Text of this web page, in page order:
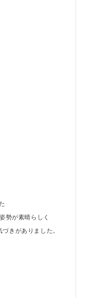
勢が素晴らしく
きがありました。